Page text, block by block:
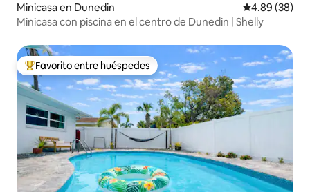
Minicasa en Dunedin Calificación
4.89 (38)
Minicasa con piscina en el centro de Dunedin | Shelly
Favorito entre huéspedes preferido
Favorito entre huéspedes